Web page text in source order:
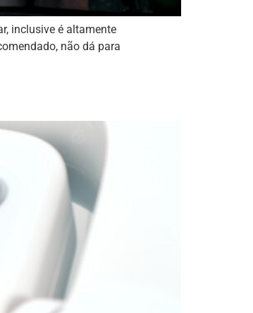
inclusive é altamente
não dá para